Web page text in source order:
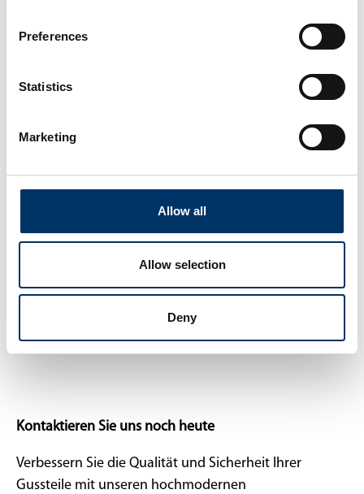
Preferences
Statistics
Marketing
Allow all
Allow selection
Deny
Kontaktieren Sie uns noch heute
Verbessern Sie die Qualität und Sicherheit Ihrer
Gussteile mit unseren hochmodernen